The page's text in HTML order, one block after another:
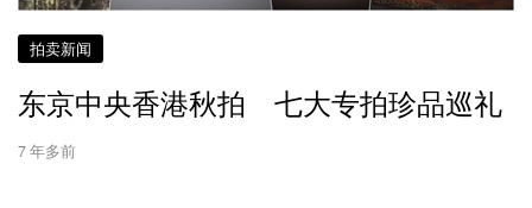
拍卖新闻
东京中央香港秋拍 七大专拍珍品巡礼
7 年多前